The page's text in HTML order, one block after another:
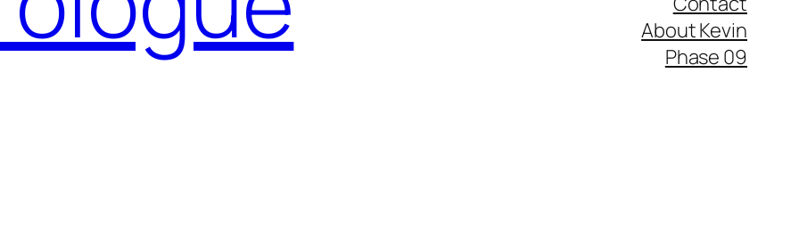
About Kevin
Phase 09